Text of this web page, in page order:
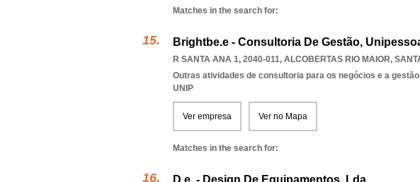
Matches in the search for:
Brightbe.e - Consultoria De Gestão,
R SANTA ANA 1, 2040-011, ALCOBERTAS RIO MAIOR,
Outras atividades de consultoria para os negócios e a gestão
UNIP
Ver empresa Ver no Mapa
Matches in the search for:
D.e. - Design De Equipamentos, Lda